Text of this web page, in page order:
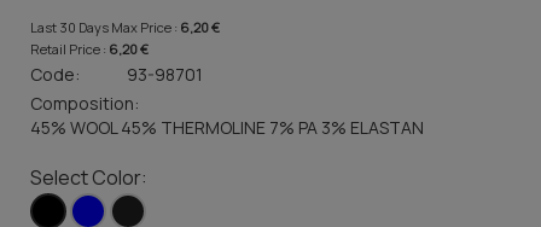
Last 30 Days Max Price : 6,20 €
Retail Price : 6,20 €
Code:
93-98701
Composition:
45% WOOL 45% THERMOLINE 7% PA 3% ELASTAN
Select Color: